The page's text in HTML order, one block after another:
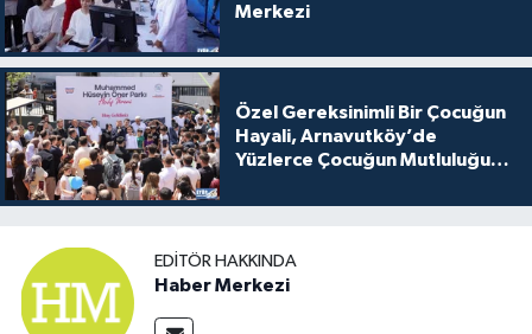
Merkezi
Özel Gereksinimli Bir Çocuğun
Hayali, Arnavutköy’de
Yüzlerce Çocuğun Mutluluğu
EDITÖR HAKKINDA
Haber Merkezi